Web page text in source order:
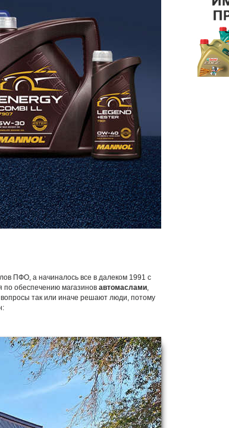
ПФО, а начиналось все в далеком 1991 с
по обеспечению магазинов автомаслами
так или иначе решают люди, потому